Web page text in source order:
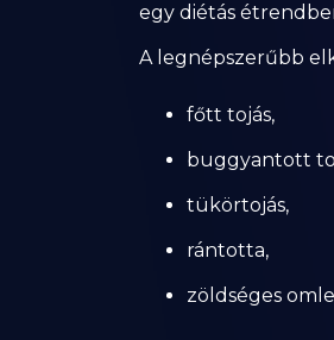
egy diétás
A legnépszerűbb
főtt tojás,
buggyantott
tükörtojás,
rántotta,
zöldséges